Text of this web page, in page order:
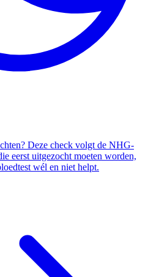
Deze check volgt de NHG-
eerst uitgezocht moeten worden,
wél en niet helpt.